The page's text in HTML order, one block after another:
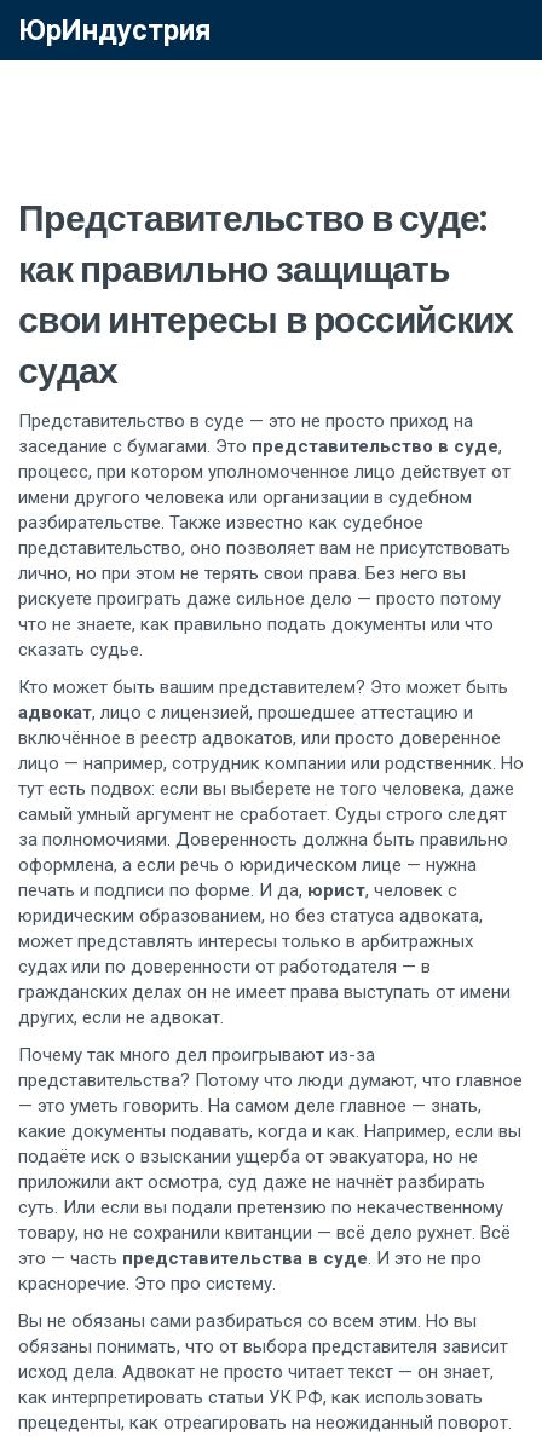
ЮрИндустрия
Представительство в суде:
как правильно защищать
свои интересы в российских
судах
Представительство в суде — это не просто приход на
заседание с бумагами. Это представительство в суде,
процесс, при котором уполномоченное лицо действует от
имени другого человека или организации в судебном
разбирательстве. Также известно как судебное
представительство, оно позволяет вам не присутствовать
лично, но при этом не терять свои права. Без него вы
рискуете проиграть даже сильное дело — просто потому
что не знаете, как правильно подать документы или что
сказать судье.
Кто может быть вашим представителем? Это может быть
адвокат, лицо с лицензией, прошедшее аттестацию и
включённое в реестр адвокатов, или просто доверенное
лицо — например, сотрудник компании или родственник. Но
тут есть подвох: если вы выберете не того человека, даже
самый умный аргумент не сработает. Суды строго следят
за полномочиями. Доверенность должна быть правильно
оформлена, а если речь о юридическом лице — нужна
печать и подписи по форме. И да, юрист, человек с
юридическим образованием, но без статуса адвоката,
может представлять интересы только в арбитражных
судах или по доверенности от работодателя — в
гражданских делах он не имеет права выступать от имени
других, если не адвокат.
Почему так много дел проигрывают из-за
представительства? Потому что люди думают, что главное
— это уметь говорить. На самом деле главное — знать,
какие документы подавать, когда и как. Например, если вы
подаёте иск о взыскании ущерба от эвакуатора, но не
приложили акт осмотра, суд даже не начнёт разбирать
суть. Или если вы подали претензию по некачественному
товару, но не сохранили квитанции — всё дело рухнет. Всё
это — часть представительства в суде. И это не про
красноречие. Это про систему.
Вы не обязаны сами разбираться со всем этим. Но вы
обязаны понимать, что от выбора представителя зависит
исход дела. Адвокат не просто читает текст — он знает,
как интерпретировать статьи УК РФ, как использовать
прецеденты, как отреагировать на неожиданный поворот.